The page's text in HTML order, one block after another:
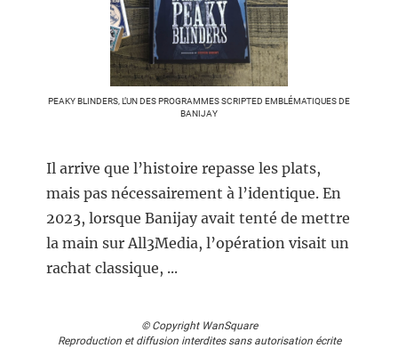
PEAKY BLINDERS, L’UN DES PROGRAMMES SCRIPTED EMBLÉMATIQUES DE
BANIJAY
Il arrive que l’histoire repasse les plats,
mais pas nécessairement à l’identique. En
2023, lorsque Banijay avait tenté de mettre
la main sur All3Media, l’opération visait un
rachat classique, ...
© Copyright WanSquare
Reproduction et diffusion interdites sans autorisation écrite